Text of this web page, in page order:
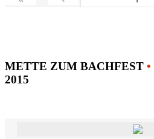
METTE ZUM BACHFEST •
2015